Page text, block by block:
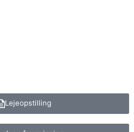
Lejeopstilling